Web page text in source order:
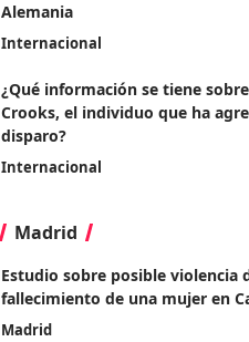
Alemania
Internacional
¿Qué información se tiene
Crooks, el individuo que ha
disparo?
Internacional
Madrid
Estudio sobre posible violencia
fallecimiento de una mujer en
Madrid